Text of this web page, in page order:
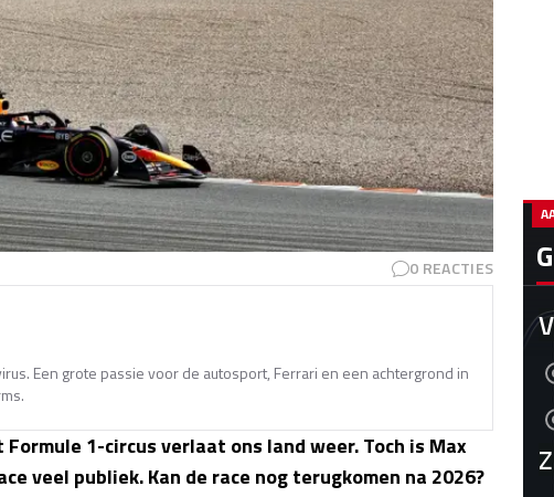
0 REACTIES
Een grote passie voor de autosport, Ferrari en een achtergrond in
1-circus verlaat ons land weer. Toch is Max
veel publiek. Kan de race nog terugkomen na 2026?